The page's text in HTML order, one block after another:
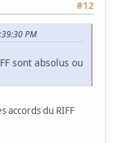
#12
PM
sont absolus ou
accords du RIFF